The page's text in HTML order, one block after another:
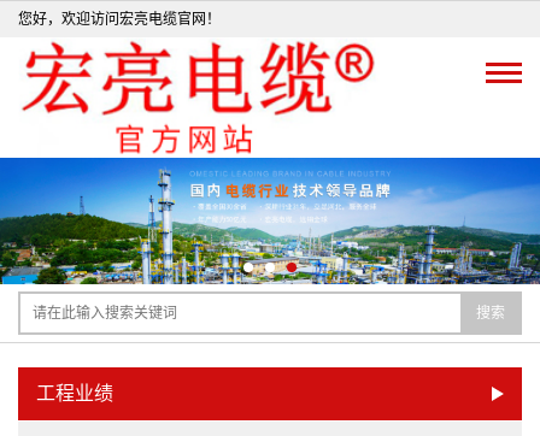
您好，欢迎访问宏亮电缆官网！
搜索
工程业绩